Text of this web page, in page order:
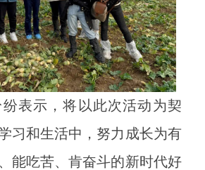
示，将以此次活动为契
习和生活中，努力成长为有
能吃苦、肯奋斗的新时代好